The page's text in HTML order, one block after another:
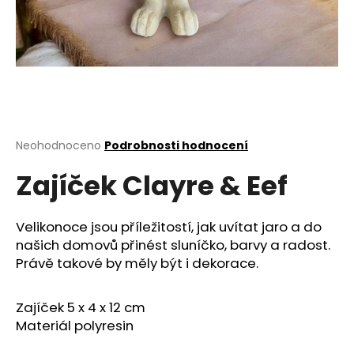
Průměrné
produktu
je
z
5
hvězdiček.
Neohodnoceno Podrobnosti hodnocení
Zajíček Clayre & Eef
Velikonoce jsou příležitostí, jak uvítat jaro a do
našich domovů přinést sluníčko, barvy a radost.
Právě takové by měly být i dekorace.
Zajíček 5 x 4 x 12 cm
Materiál polyresin
a
j
í
HLEDAT
D
o
o
r